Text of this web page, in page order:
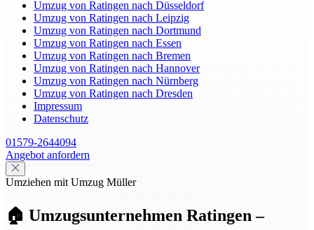
Umzug von Ratingen nach Düsseldorf
Umzug von Ratingen nach Leipzig
Umzug von Ratingen nach Dortmund
Umzug von Ratingen nach Essen
Umzug von Ratingen nach Bremen
Umzug von Ratingen nach Hannover
Umzug von Ratingen nach Nürnberg
Umzug von Ratingen nach Dresden
Impressum
Datenschutz
01579-2644094
Angebot anfordern
Umziehen mit Umzug Müller
🏠 Umzugsunternehmen Ratingen –